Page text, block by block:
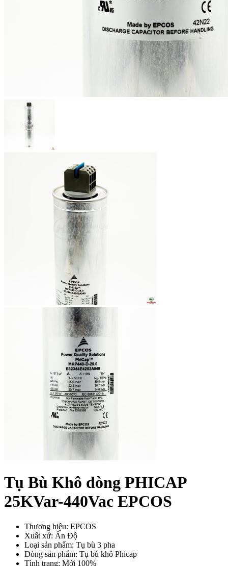
Tụ Bù Khô dòng PHICAP
25KVar-440Vac EPCOS
Thương hiệu: EPCOS
Xuất xứ: Ấn Độ
Loại sản phẩm: Tụ bù 3 pha
Dòng sản phẩm: Tụ bù khô Phicap
Tình trạng: Mới 100%